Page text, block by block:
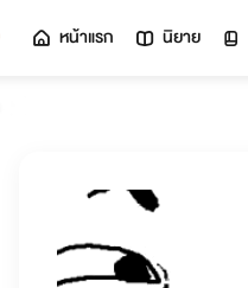
หน้าแรก นิยาย